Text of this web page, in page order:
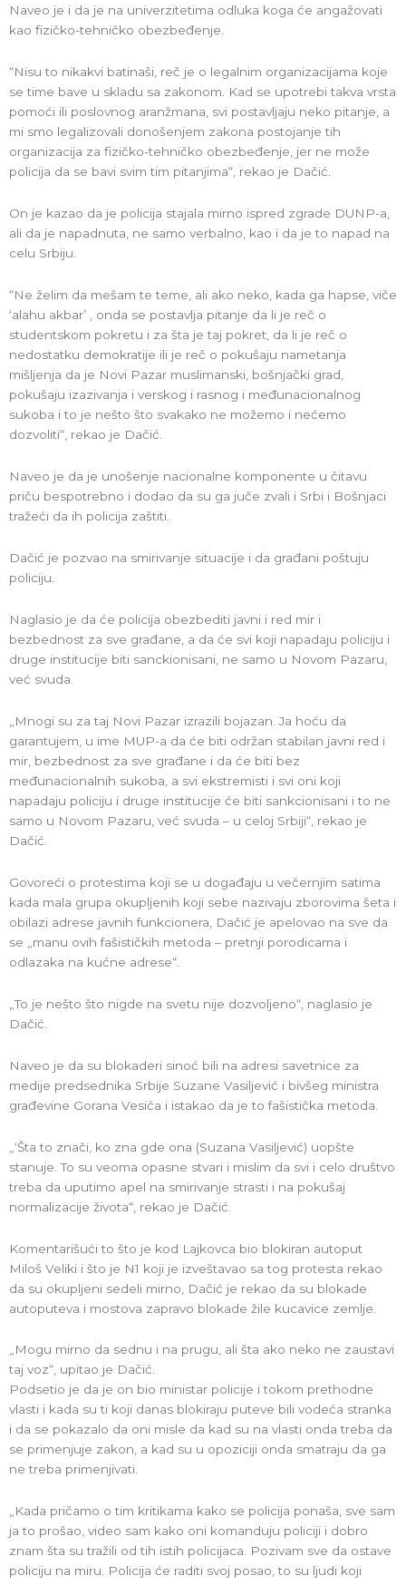
Naveo je i da je na univerzitetima odluka koga će angažovati
kao fizičko-tehničko obezbeđenje.
“Nisu to nikakvi batinaši, reč je o legalnim organizacijama koje
se time bave u skladu sa zakonom. Kad se upotrebi takva vrsta
pomoći ili poslovnog aranžmana, svi postavljaju neko pitanje, a
mi smo legalizovali donošenjem zakona postojanje tih
organizacija za fizičko-tehničko obezbeđenje, jer ne može
policija da se bavi svim tim pitanjima“, rekao je Dačić.
On je kazao da je policija stajala mirno ispred zgrade DUNP-a,
ali da je napadnuta, ne samo verbalno, kao i da je to napad na
celu Srbiju.
“Ne želim da mešam te teme, ali ako neko, kada ga hapse, viče
‘alahu akbar’ , onda se postavlja pitanje da li je reč o
studentskom pokretu i za šta je taj pokret, da li je reč o
nedostatku demokratije ili je reč o pokušaju nametanja
mišljenja da je Novi Pazar muslimanski, bošnjački grad,
pokušaju izazivanja i verskog i rasnog i međunacionalnog
sukoba i to je nešto što svakako ne možemo i nećemo
dozvoliti“, rekao je Dačić.
Naveo je da je unošenje nacionalne komponente u čitavu
priču bespotrebno i dodao da su ga juče zvali i Srbi i Bošnjaci
tražeći da ih policija zaštiti.
Dačić je pozvao na smirivanje situacije i da građani poštuju
policiju.
Naglasio je da će policija obezbediti javni i red mir i
bezbednost za sve građane, a da će svi koji napadaju policiju i
druge institucije biti sanckionisani, ne samo u Novom Pazaru,
već svuda.
„Mnogi su za taj Novi Pazar izrazili bojazan. Ja hoću da
garantujem, u ime MUP-a da će biti održan stabilan javni red i
mir, bezbednost za sve građane i da će biti bez
međunacionalnih sukoba, a svi ekstremisti i svi oni koji
napadaju policiju i druge institucije će biti sankcionisani i to ne
samo u Novom Pazaru, već svuda – u celoj Srbiji“, rekao je
Dačić.
Govoreći o protestima koji se u događaju u večernjim satima
kada mala grupa okupljenih koji sebe nazivaju zborovima šeta i
obilazi adrese javnih funkcionera, Dačić je apelovao na sve da
se „manu ovih fašističkih metoda – pretnji porodicama i
odlazaka na kućne adrese“.
„To je nešto što nigde na svetu nije dozvoljeno“, naglasio je
Dačić.
Naveo je da su blokaderi sinoć bili na adresi savetnice za
medije predsednika Srbije Suzane Vasiljević i bivšeg ministra
građevine Gorana Vesića i istakao da je to fašistička metoda.
„‘Šta to znači, ko zna gde ona (Suzana Vasiljević) uopšte
stanuje. To su veoma opasne stvari i mislim da svi i celo društvo
treba da uputimo apel na smirivanje strasti i na pokušaj
normalizacije života“, rekao je Dačić.
Komentarišući to što je kod Lajkovca bio blokiran autoput
Miloš Veliki i što je N1 koji je izveštavao sa tog protesta rekao
da su okupljeni sedeli mirno, Dačić je rekao da su blokade
autoputeva i mostova zapravo blokade žile kucavice zemlje.
„Mogu mirno da sednu i na prugu, ali šta ako neko ne zaustavi
taj voz“, upitao je Dačić.
Podsetio je da je on bio ministar policije i tokom prethodne
vlasti i kada su ti koji danas blokiraju puteve bili vodeća stranka
i da se pokazalo da oni misle da kad su na vlasti onda treba da
se primenjuje zakon, a kad su u opoziciji onda smatraju da ga
ne treba primenjivati.
„Kada pričamo o tim kritikama kako se policija ponaša, sve sam
ja to prošao, video sam kako oni komanduju policiji i dobro
znam šta su tražili od tih istih policijaca. Pozivam sve da ostave
policiju na miru. Policija će raditi svoj posao, to su ljudi koji